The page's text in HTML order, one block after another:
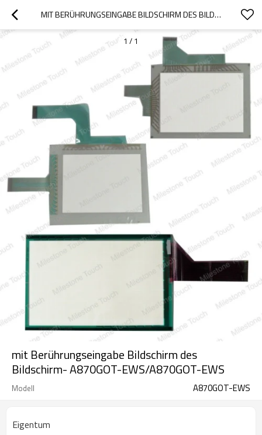
MIT BERÜHRUNGSEINGABE BILDSCHIRM DES BILDSCHIRM- A870GOT-EWS/A870GOT-EWS
1 / 1
mit Berührungseingabe Bildschirm des
Bildschirm- A870GOT-EWS/A870GOT-EWS
Modell A870GOT-EWS
Eigentum